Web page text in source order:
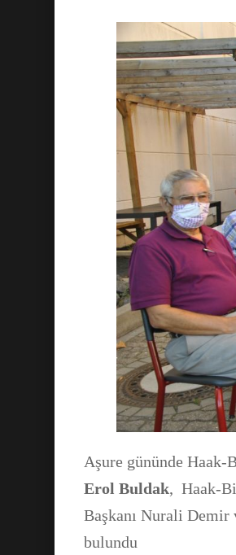
Aşure gününde Haak-
Erol Buldak, Haak-
Başkanı Nurali Demir
bulundu